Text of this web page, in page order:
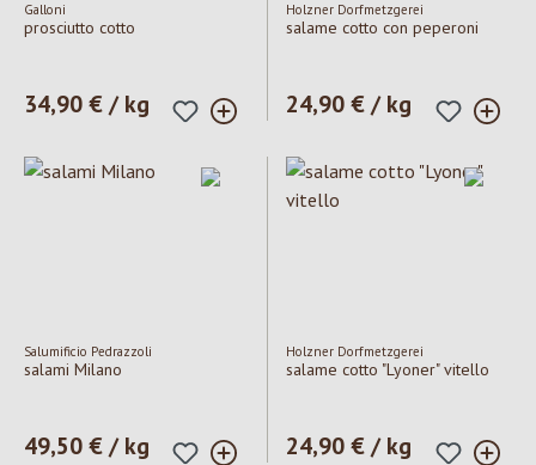
Galloni
prosciutto cotto
Prezzo normale:
34,90 € / kg
Holzner Dorfmetzgerei
salame cotto con peperoni
Prezzo normale:
24,90 € / kg
Salumificio Pedrazzoli
salami Milano
Prezzo normale:
49,50 € / kg
Holzner Dorfmetzgerei
salame cotto "Lyoner" vitello
Prezzo normale:
24,90 € / kg